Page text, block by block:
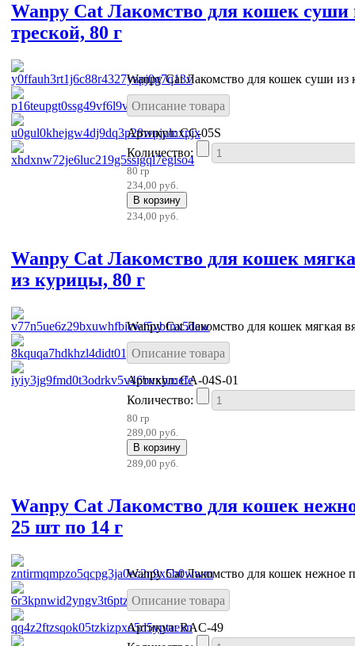
Wanpy Cat Лакомство для кошек суши
треской, 80 г
Wanpy Cat Лакомство для кошек суши из
Описание товара
Артикул: CC-05S
Количество:
80 гр
234,00 руб.
234,00 руб.
Wanpy Cat Лакомство для кошек
из курицы, 80 г
Wanpy Cat Лакомство для кошек мягкая
Описание товара
Артикул: CA-04S-01
Количество:
80 гр
289,00 руб.
289,00 руб.
Wanpy Cat Лакомство для кошек
25 шт по 14 г
Wanpy Cat Лакомство для кошек нежное
Описание товара
Артикул: RAC-49